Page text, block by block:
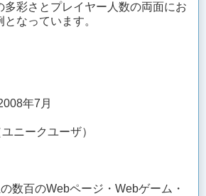
多彩さとプレイヤー人数の両面にお
なっています。
年7月
ニークユーザ）
数百のWebページ・Webゲーム・